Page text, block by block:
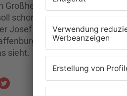
Großheubach einen
schonende Schlachtung
Josef Eck im Primavera-
gesehen. Sein Fazit:
sieht.